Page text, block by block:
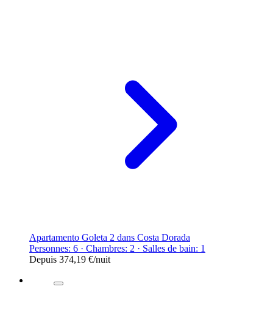
Apartamento Goleta 2 dans Costa Dorada
Personnes: 6 · Chambres: 2 · Salles de bain: 1
Depuis 374,19 €/nuit